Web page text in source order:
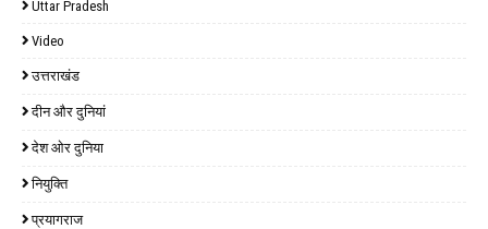
Uttar Pradesh
Video
उत्तराखंड
दीन और दुनियां
देश ओर दुनिया
नियुक्ति
प्रयागराज